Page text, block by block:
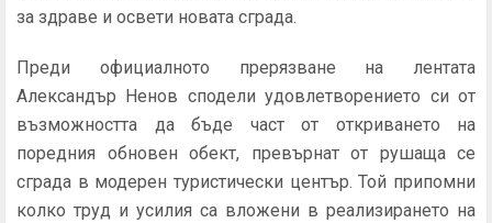
за здраве и освети новата сграда.
Преди официалното прерязване на лентата
Александър Ненов сподели удовлетворението си от
възможността да бъде част от откриването на
поредния обновен обект, превърнат от рушаща се
сграда в модерен туристически център. Той припомни
колко труд и усилия са вложени в реализирането на